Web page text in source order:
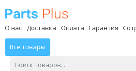
О нас Доставка Оплата Гарантия
Все товары